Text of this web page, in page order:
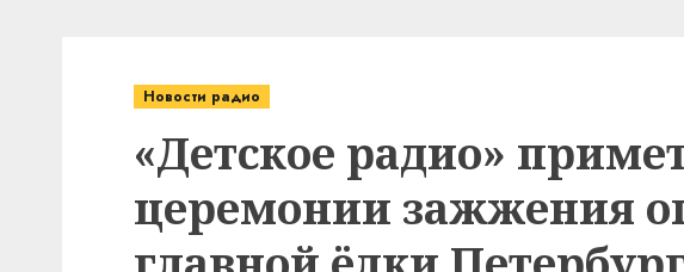
Новости радио
«Детское радио»
церемонии зажжения